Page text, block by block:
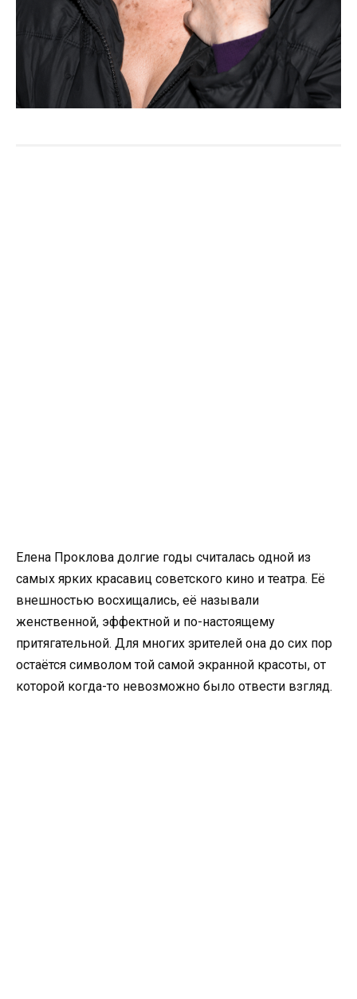
Елена Проклова долгие годы считалась одной из
самых ярких красавиц советского кино и театра. Её
внешностью восхищались, её называли
женственной, эффектной и по-настоящему
притягательной. Для многих зрителей она до сих пор
остаётся символом той самой экранной красоты, от
которой когда-то невозможно было отвести взгляд.